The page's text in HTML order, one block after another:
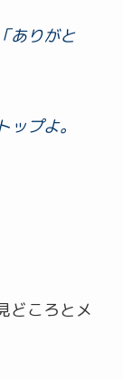
ありがと
プよ。
どころとメ